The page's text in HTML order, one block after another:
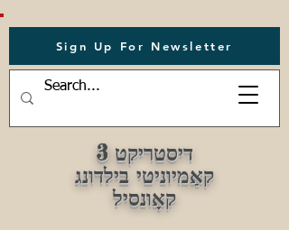
Sign Up For Newsletter
דיסטריקט 3
קאַמיוניטי בילדונג
קאָונסיל